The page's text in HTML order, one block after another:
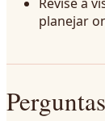
planejar